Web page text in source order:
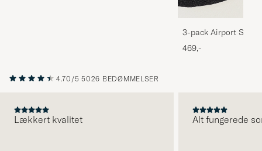
3-pack Airport
Melange
469,-
4.70/5 5026 BEDØMMELSER
Lækkert kvalitet Alt fungerede